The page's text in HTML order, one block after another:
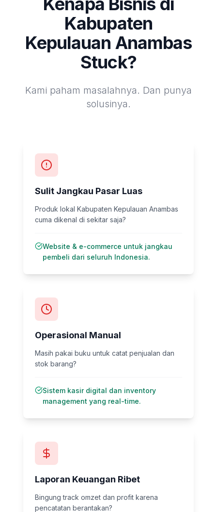
Kabupaten
Kepulauan Anambas
Stuck?
Kami paham masalahnya. Dan punya
solusinya.
Sulit Jangkau Pasar Luas
Produk lokal Kabupaten Kepulauan Anambas
cuma dikenal di sekitar saja?
Website & e-commerce untuk jangkau
pembeli dari seluruh Indonesia.
Operasional Manual
Masih pakai buku untuk catat penjualan dan
stok barang?
Sistem kasir digital dan inventory
management yang real-time.
Laporan Keuangan Ribet
Bingung track omzet dan profit karena
pencatatan berantakan?